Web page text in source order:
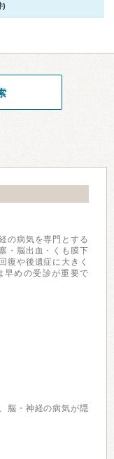
)
の病気を専門とする
・脳出血・くも膜下
復や後遺症に大きく
早めの受診が重要で
脳・神経の病気が隠